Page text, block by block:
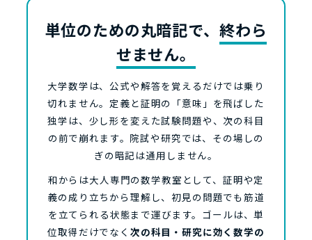
単位のための丸暗記で、 終わら
せません。
大学数学は、公式や解答を覚えるだけでは乗り
切れません。定義と証明の「意味」を飛ばした
独学は、少し形を変えた試験問題や、次の科目
の前で崩れます。院試や研究では、その場しの
ぎの暗記は通用しません。
和からは大人専門の数学教室として、証明や定
義の成り立ちから理解し、初見の問題でも筋道
を立てられる状態まで運びます。ゴールは、単
位取得だけでなく 次の科目・研究に効く数学の